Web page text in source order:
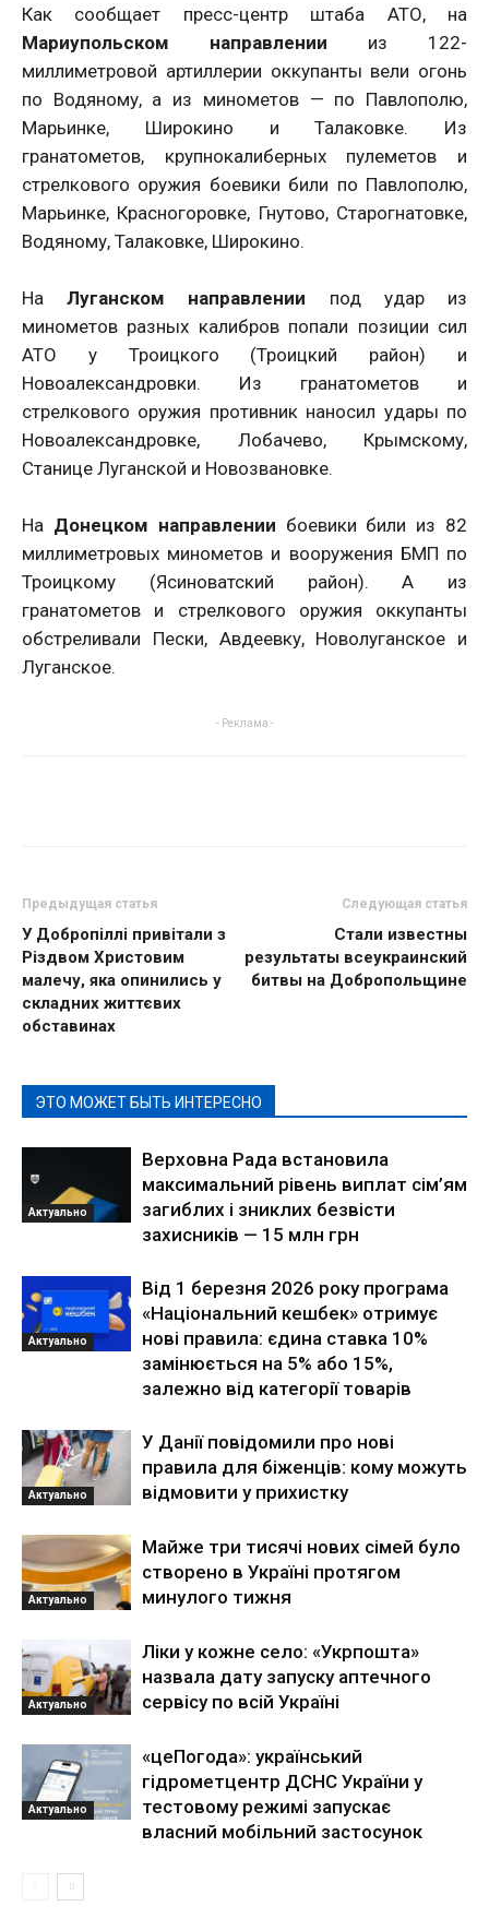
Как сообщает пресс-центр штаба АТО, на
Мариупольском направлении из 122-
миллиметровой артиллерии оккупанты вели огонь
по Водяному, а из минометов — по Павлополю,
Марьинке, Широкино и Талаковке. Из
гранатометов, крупнокалиберных пулеметов и
стрелкового оружия боевики били по Павлополю,
Марьинке, Красногоровке, Гнутово, Старогнатовке,
Водяному, Талаковке, Широкино.
НаЛуганском направлении под удар из
минометов разных калибров попали позиции сил
АТО у Троицкого (Троицкий район) и
Новоалександровки. Из гранатометов и
стрелкового оружия противник наносил удары по
Новоалександровке, Лобачево, Крымскому,
Станице Луганской и Новозвановке.
На Донецком направлении боевики били из 82
миллиметровых минометов и вооружения БМП по
Троицкому (Ясиноватский район). А из
гранатометов и стрелкового оружия оккупанты
обстреливали Пески, Авдеевку, Новолуганское и
Луганское.
- Реклама -
Предыдущая статья
У Добропіллі привітали з
Різдвом Христовим
малечу, яка опинились у
складних життєвих
обставинах
Следующая статья
Стали известны
результаты всеукраинский
битвы на Добропольщине
ЭТО МОЖЕТ БЫТЬ ИНТЕРЕСНО
Актуально
Верховна Рада встановила
максимальний рівень виплат сім’ям
загиблих і зниклих безвісти
захисників — 15 млн грн
Актуально
Від 1 березня 2026 року програма
«Національний кешбек» отримує
нові правила: єдина ставка 10%
замінюється на 5% або 15%,
залежно від категорії товарів
Актуально
У Данії повідомили про нові
правила для біженців: кому можуть
відмовити у прихистку
Актуально
Майже три тисячі нових сімей було
створено в Україні протягом
минулого тижня
Актуально
Ліки у кожне село: «Укрпошта»
назвала дату запуску аптечного
сервісу по всій Україні
Актуально
«цеПогода»: український
гідрометцентр ДСНС України у
тестовому режимі запускає
власний мобільний застосунок